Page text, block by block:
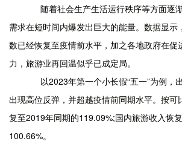
随着社会生产生活运行秩序等方面逐
需求在短时间内爆发出巨大的能量。数据显示
数已经恢复至疫情前水平，加之各地政府在促
力，旅游业再回温似乎已成定局。
以2023年第一个小长假“五一”为例，
出现高位反弹，并超越疫情前同期水平。按可
复至2019年同期的119.09%;国内旅游收入恢
100.66%。